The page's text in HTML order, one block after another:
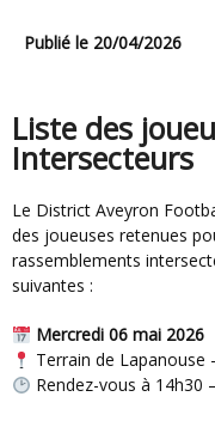
Publié le 20/04/2026
Liste des
Intersecteurs
Le District Aveyron Football a le plaisir de communiquer la liste
des joueuses retenues
rassemblements
suivantes :
Mercredi 06 mai 2026
Terrain de Lapanouse
Rendez-vous à 14h30